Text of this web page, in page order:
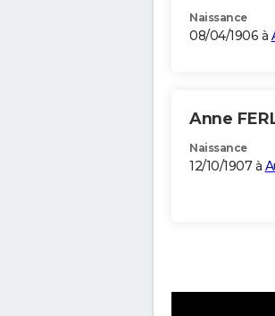
Naissance
08/04/1906 à
Anne
Naissance
12/10/1907 à